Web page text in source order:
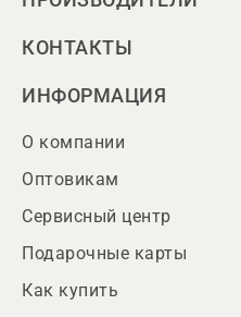
КОНТАКТЫ
ИНФОРМАЦИЯ
О компании
Оптовикам
Сервисный центр
Подарочные карты
Как купить